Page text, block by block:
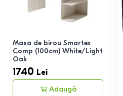
Masa de birou Smartex
Comp (100cm) White/Light
Oak
1740 Lei
Adaugă